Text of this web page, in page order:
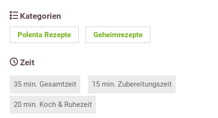
Kategorien
Polenta Rezepte Geheimrezepte
Zeit
35 min. Gesamtzeit 15 min. Zubereitungszeit
20 min. Koch & Ruhezeit